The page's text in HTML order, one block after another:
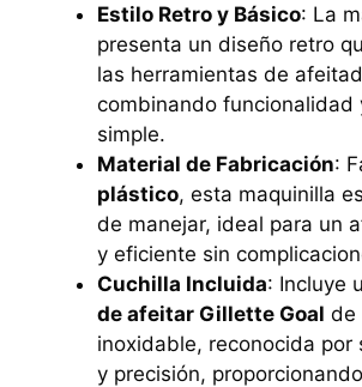
Estilo Retro y Básico: La
presenta un diseño retro
las herramientas de
combinando funcionalidad
simple.
Material de Fabricación:
plástico, esta maquinilla
de manejar, ideal para un
y eficiente sin
Cuchilla Incluida: Incluye
de afeitar Gillette Goal de
inoxidable, reconocida por
y precisión,